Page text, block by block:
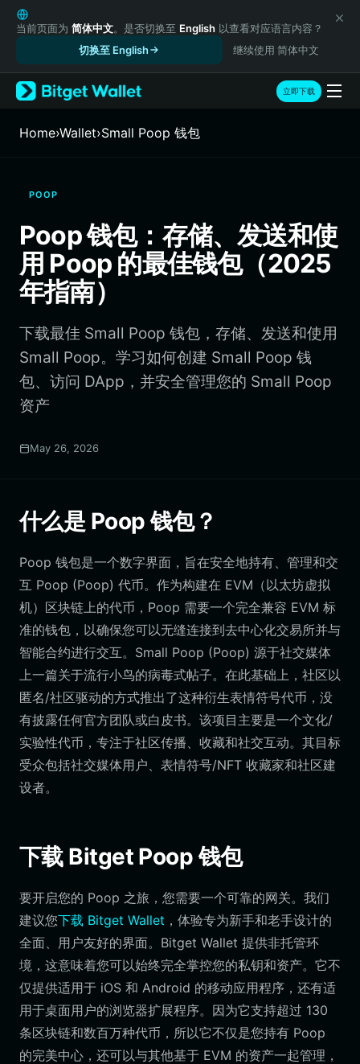
English
日本語
Русский
Español (Latinoamérica)
Türkçe
Italiano
繁體中文
Português (Portugal)
Bahasa Indonesia
ภาษาไทย
हिन्दी
Português (Brasil)
Español (Argentina)
当前页面为 简体中文。是否切换至 English 以查看对应语言内容？
切换至 English
继续使用 简体中文
立即下载
Home›Wallet›Small Poop 钱包
POOP
Poop 钱包：存储、发送和使
用 Poop 的最佳钱包（2025
年指南）
下载最佳 Small Poop 钱包，存储、发送和使用
Small Poop。学习如何创建 Small Poop 钱
包、访问 DApp，并安全管理您的 Small Poop
资产
May 26, 2026
什么是 Poop 钱包？
Poop 钱包是一个数字界面，旨在安全地持有、管理和交
互 Poop (Poop) 代币。作为构建在 EVM（以太坊虚拟
机）区块链上的代币，Poop 需要一个完全兼容 EVM 标
准的钱包，以确保您可以无缝连接到去中心化交易所并与
智能合约进行交互。Small Poop (Poop) 源于社交媒体
上一篇关于流行小鸟的病毒式帖子。在此基础上，社区以
匿名/社区驱动的方式推出了这种衍生表情符号代币，没
有披露任何官方团队或白皮书。该项目主要是一个文化/
实验性代币，专注于社区传播、收藏和社交互动。其目标
受众包括社交媒体用户、表情符号/NFT 收藏家和社区建
设者。
下载 Bitget Poop 钱包
要开启您的 Poop 之旅，您需要一个可靠的网关。我们
建议您下载 Bitget Wallet ，体验专为新手和老手设计的
全面、用户友好的界面。Bitget Wallet 提供非托管环
境，这意味着您可以始终完全掌控您的私钥和资产。它不
仅提供适用于 iOS 和 Android 的移动应用程序，还有适
用于桌面用户的浏览器扩展程序。因为它支持超过 130
条区块链和数百万种代币，所以它不仅是您持有 Poop
的完美中心，还可以与其他基于 EVM 的资产一起管理，